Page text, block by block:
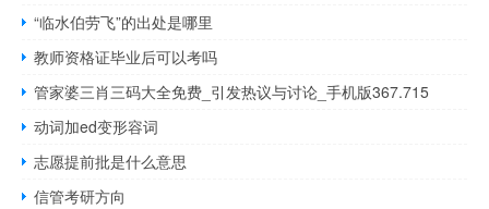
“临水伯劳飞”的出处是哪里
教师资格证毕业后可以考吗
管家婆三肖三码大全免费_引发热议与讨论_手机版367.715
动词加ed变形容词
志愿提前批是什么意思
信管考研方向